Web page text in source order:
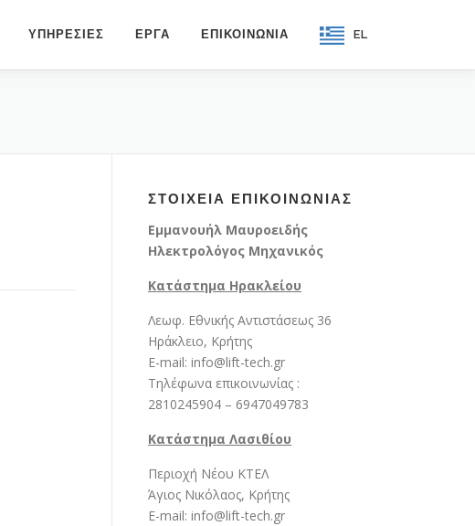
ΥΠΗΡΕΣΙΕΣ ΕΡΓΑ ΕΠΙΚΟΙΝΩΝΙΑ EL
ΣΤΟΙΧΕΙΑ ΕΠΙΚΟΙΝΩΝΙΑΣ
Εμμανουήλ Μαυροειδής
Ηλεκτρολόγος Μηχανικός
Κατάστημα Ηρακλείου
Λεωφ. Εθνικής Αντιστάσεως 36
Ηράκλειο, Κρήτης
E-mail: info@lift-tech.gr
Τηλέφωνα επικοινωνίας :
2810245904 – 6947049783
Kατάστημα Λασιθίου
Περιοχή Νέου ΚΤΕΛ
Άγιος Νικόλαος, Κρήτης
E-mail: info@lift-tech.gr